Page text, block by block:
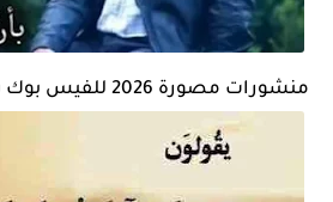
منشورات مصورة 2026 للفيس بوك بوستات روعه متنوعة